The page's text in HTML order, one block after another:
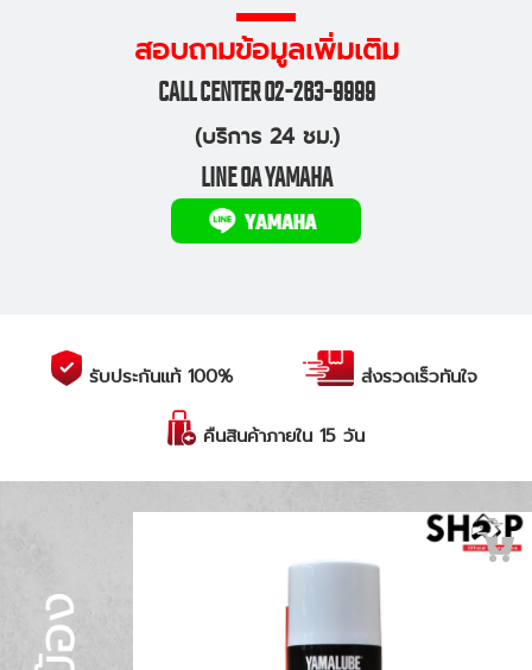
สอบถามข้อมูลเพิ่มเติม
CALL CENTER 02-263-9999
(บริการ 24 ชม.)
LINE OA YAMAHA
รับประกันแท้ 100% ส่งรวดเร็วทันใจ
คืนสินค้าภายใน 15 วัน